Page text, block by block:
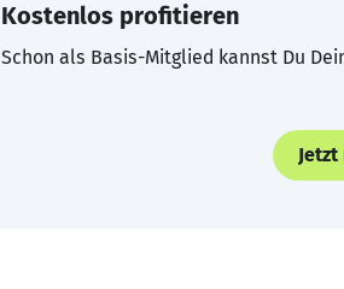
Kostenlos profitieren
Schon als Basis-Mitglied kannst Du